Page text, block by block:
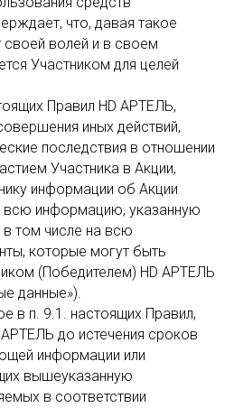
что, давая такое
своей волей и в своем
Участником для целей
Правил HD АРТЕЛЬ,
иных действий,
последствия в отношении
Участника в Акции,
информации об Акции
всю информацию, указанную
в том числе на всю
которые могут быть
(Победителем) HD АРТЕЛЬ
данные»).
в п. 9.1. настоящих Правил,
до истечения сроков
информации или
вышеуказанную
в соответствии